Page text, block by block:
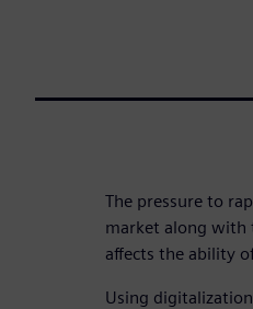
The pressure to
market along with
affects the ability
Using